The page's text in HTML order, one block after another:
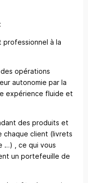
à la
opérations
autonomie par la
expérience fluide et
des produits et
chaque client (livrets
…) , ce qui vous
un portefeuille de